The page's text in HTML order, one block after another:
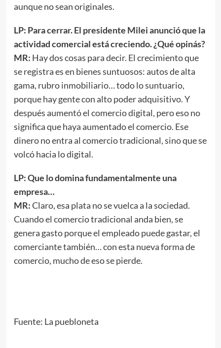
aunque no sean originales.
LP: Para cerrar. El presidente Milei anunció que la
actividad comercial está creciendo. ¿Qué opinás?
MR: Hay dos cosas para decir. El crecimiento que
se registra es en bienes suntuosos: autos de alta
gama, rubro inmobiliario… todo lo suntuario,
porque hay gente con alto poder adquisitivo. Y
después aumentó el comercio digital, pero eso no
significa que haya aumentado el comercio. Ese
dinero no entra al comercio tradicional, sino que se
volcó hacia lo digital.
LP: Que lo domina fundamentalmente una
empresa…
MR:Claro, esa plata no se vuelca a la sociedad.
Cuando el comercio tradicional anda bien, se
genera gasto porque el empleado puede gastar, el
comerciante también… con esta nueva forma de
comercio, mucho de eso se pierde.
Fuente: La puebloneta